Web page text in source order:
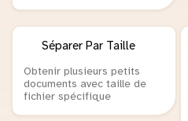
Séparer Par Taille
Obtenir plusieurs petits
documents avec taille de
fichier spécifique